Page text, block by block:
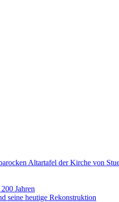
Altartafel der Kirche von
Jahren
seine heutige Rekonstruktion